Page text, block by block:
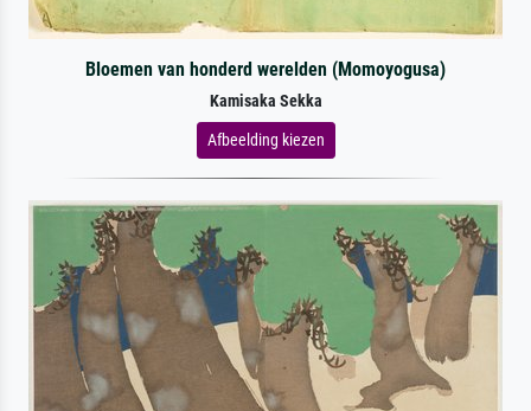
Bloemen van honderd werelden (Momoyogusa)
Kamisaka Sekka
Afbeelding kiezen